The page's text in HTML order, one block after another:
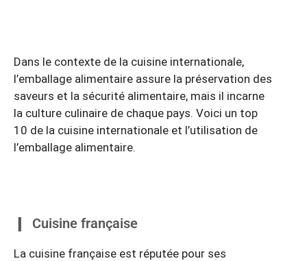
Dans le contexte de la cuisine internationale,
l’emballage alimentaire assure la préservation des
saveurs et la sécurité alimentaire, mais il incarne
la culture culinaire de chaque pays. Voici un top
10 de la cuisine internationale et l’utilisation de
l’emballage alimentaire.
Cuisine française
La cuisine française est réputée pour ses